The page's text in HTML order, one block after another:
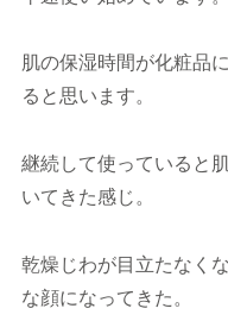
肌の保湿時間が化粧品
ると思います。
継続して使っていると
いてきた感じ。
乾燥じわが目立たなく
な顔になってきた。